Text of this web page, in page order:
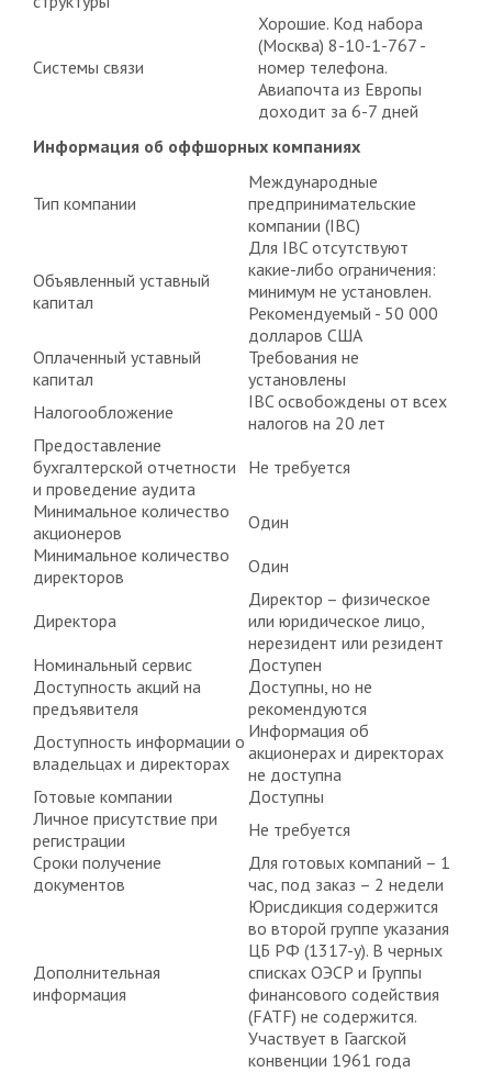
Системы связи
Хорошие. Код набора
(Москва) 8-10-1-767 -
номер телефона.
Авиапочта из Европы
доходит за 6-7 дней
Информация об оффшорных компаниях
Тип компании
Международные
предпринимательские
компании (IBC)
Объявленный уставный
капитал
Для IBC отсутствуют
какие-либо ограничения:
минимум не установлен.
Рекомендуемый - 50 000
долларов США
Оплаченный уставный
капитал
Требования не
установлены
Налогообложение
IBC освобождены от всех
налогов на 20 лет
Предоставление
бухгалтерской отчетности
и проведение аудита
Не требуется
Минимальное количество
акционеров
Один
Минимальное количество
директоров
Один
Директора
Директор – физическое
или юридическое лицо,
нерезидент или резидент
Номинальный сервис
Доступен
Доступность акций на
предъявителя
Доступны, но не
рекомендуются
Доступность информации о
владельцах и директорах
Информация об
акционерах и директорах
не доступна
Готовые компании
Доступны
Личное присутствие при
регистрации
Не требуется
Сроки получение
документов
Для готовых компаний – 1
час, под заказ – 2 недели
Дополнительная
информация
Юрисдикция содержится
во второй группе указания
ЦБ РФ (1317-у). В черных
списках ОЭСР и Группы
финансового содействия
(FATF) не содержится.
Участвует в Гаагской
конвенции 1961 года